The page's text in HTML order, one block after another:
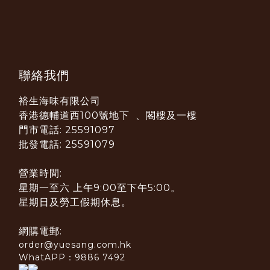
聯絡我們
裕生海味有限公司
香港德輔道西100號地下 、閣樓及一樓
門市電話: 25591097
批發電話: 25591079
營業時間:
星期一至六 上午9:00至下午5:00。
星期日及勞工假期休息。
網購電郵:
order@yuesang.com.hk
WhatAPP：9886 7492